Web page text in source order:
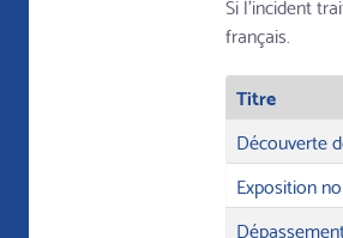
français.
Titre
Découverte
Exposition